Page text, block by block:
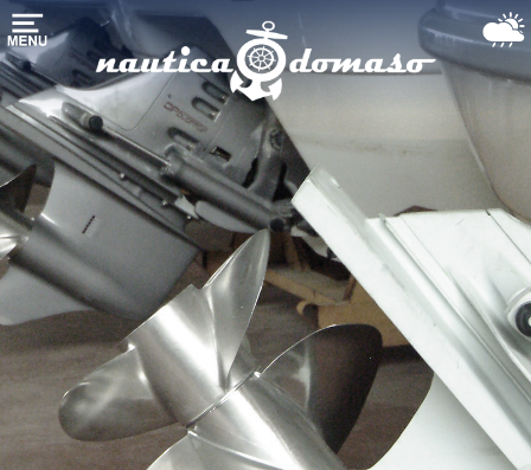
Startseite
Bootslagerung
Yachthafen-
Liegeplatz
Boote
dienste
Der
Comer
see
Gebrauchte